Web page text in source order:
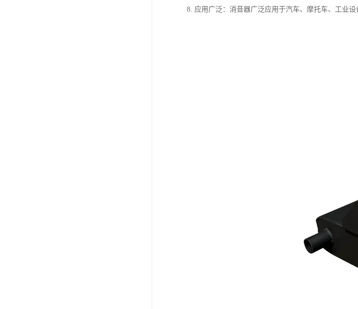
8. 应用广泛：消音器广泛应用于汽车、摩托车、工业